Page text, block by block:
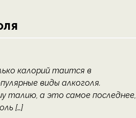
калорий таится в
виды алкоголя.
талию, а это самое последнее,
[…]